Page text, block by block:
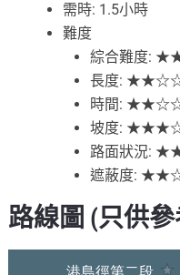
需時: 1.5小時
難度
綜合難度:
長度:
時間:
坡度:
路面狀況:
遮蔽度:
路線圖 (只供參